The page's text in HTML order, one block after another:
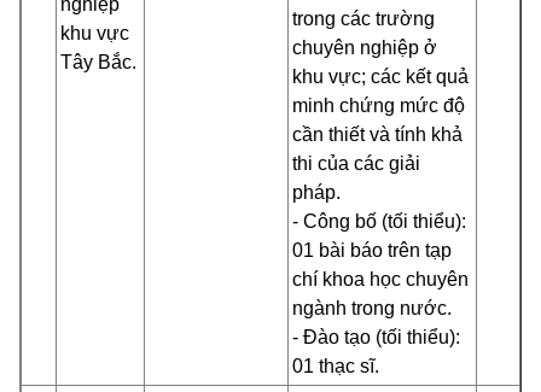
nghiệp
khu vực
Tây Bắc.
trong các trường
chuyên nghiệp ở
khu vực; các kết quả
minh chứng mức độ
cần thiết và tính khả
thi của các giải
pháp.
- Công bố (tối thiểu):
01 bài báo trên tạp
chí khoa học chuyên
ngành trong nước.
- Đào tạo (tối thiểu):
01 thạc sĩ.